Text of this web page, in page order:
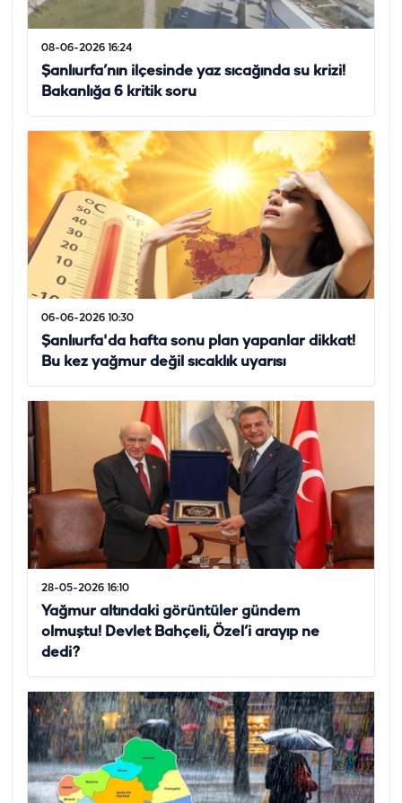
08-06-2026 16:24
Şanlıurfa’nın ilçesinde yaz sıcağında su krizi!
Bakanlığa 6 kritik soru
06-06-2026 10:30
Şanlıurfa'da hafta sonu plan yapanlar dikkat!
Bu kez yağmur değil sıcaklık uyarısı
28-05-2026 16:10
Yağmur altındaki görüntüler gündem
olmuştu! Devlet Bahçeli, Özel’i arayıp ne
dedi?